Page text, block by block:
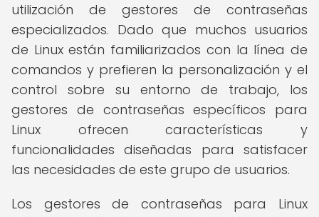
utilización de gestores de contraseñas
especializados. Dado que muchos usuarios
de Linux están familiarizados con la línea de
comandos y prefieren la personalización y el
control sobre su entorno de trabajo, los
gestores de contraseñas específicos para
Linux ofrecen características y
funcionalidades diseñadas para satisfacer
las necesidades de este grupo de usuarios.
Los gestores de contraseñas para Linux